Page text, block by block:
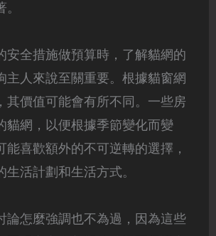
安全措施做預算時，了解貓網的
主人來說至關重要。根據貓窗網
其價值可能會有所不同。一些房
貓網，以便根據季節變化而變
能喜歡額外的不可逆轉的選擇，
生活計劃和生活方式。
論怎麼強調也不為過，因為這些